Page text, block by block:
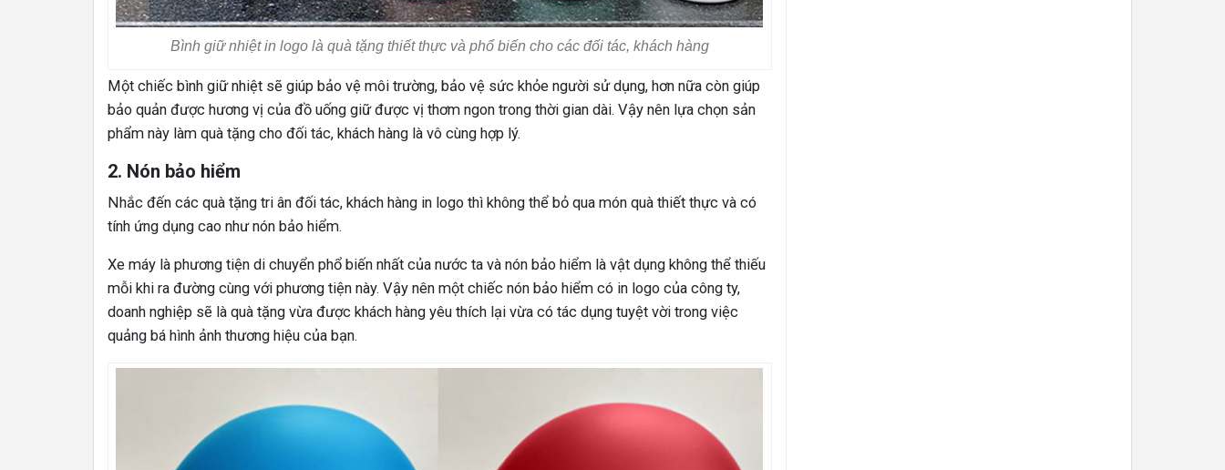
Bình giữ nhiệt in logo là quà tặng thiết thực và phổ biến cho các đối tác, khách hàng
Một chiếc bình giữ nhiệt sẽ giúp bảo vệ môi trường, bảo vệ sức khỏe người sử dụng, hơn nữa còn giúp
bảo quản được hương vị của đồ uống giữ được vị thơm ngon trong thời gian dài. Vậy nên lựa chọn sản
phẩm này làm quà tặng cho đối tác, khách hàng là vô cùng hợp lý.
2. Nón bảo hiểm
Nhắc đến các quà tặng tri ân đối tác, khách hàng in logo thì không thể bỏ qua món quà thiết thực và có
tính ứng dụng cao như nón bảo hiểm.
Xe máy là phương tiện di chuyển phổ biến nhất của nước ta và nón bảo hiểm là vật dụng không thể thiếu
mỗi khi ra đường cùng với phương tiện này. Vậy nên một chiếc nón bảo hiểm có in logo của công ty,
doanh nghiệp sẽ là quà tặng vừa được khách hàng yêu thích lại vừa có tác dụng tuyệt vời trong việc
quảng bá hình ảnh thương hiệu của bạn.